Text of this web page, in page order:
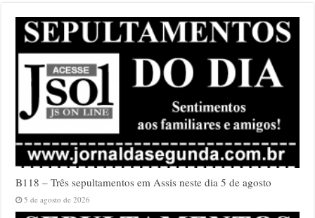
B118 – Três sepultamentos em Assis neste dia 5 de agosto
5 de agosto de 2026